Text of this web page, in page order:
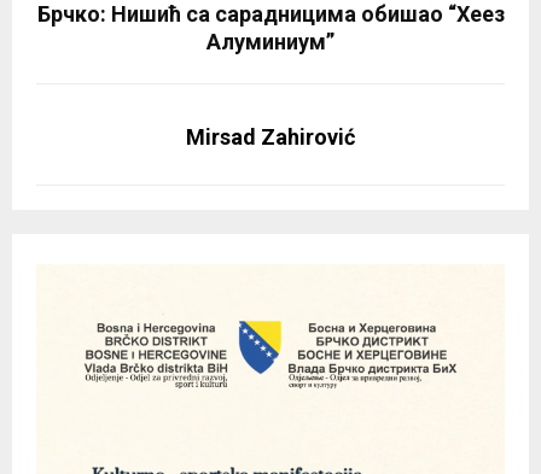
Брчко: Нишић са сарадницима обишао “Хеез
Алуминиум”
Mirsad Zahirović